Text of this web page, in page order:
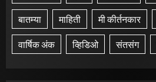
बातम्या माहिती मी कीर्तनकार
वार्षिक अंक व्हिडिओ संतसंग